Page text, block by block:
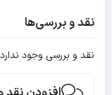
بهبود اختلالات
افزایش توانایی
نقد و بررسی‌ها
نقد و بررسی وجود